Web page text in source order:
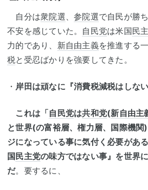
自分は衆院選、 参院選で自民が勝
不安を感じていた。 自民党は米国民
力的であり、 新自由主義を推進する
税と受忍ばかりを強要してきた。
・ 岸田は頑なに『消費税減税はしな
これは「自民党は共和党(新自由主
と世界(の富裕層、権力層、国際機関
ジになっている事に気付く必要があ
国 民主党の味方ではない事』を世界
だ。要するに、